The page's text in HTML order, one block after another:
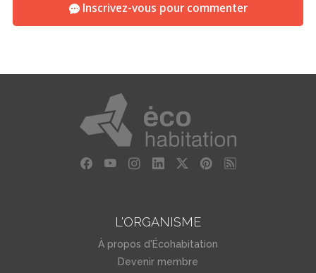
Inscrivez-vous pour commenter
L'ORGANISME
À propos d'Écohabitation
Devenir membre